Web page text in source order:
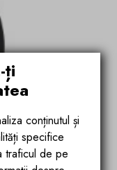
ți
conținutul și
specifice
traficul de pe